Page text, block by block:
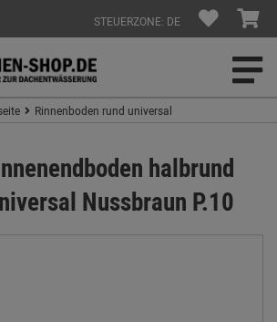
STEUERZONE: DE
Rinnenboden rund universal
halbrund
Nussbraun P.10